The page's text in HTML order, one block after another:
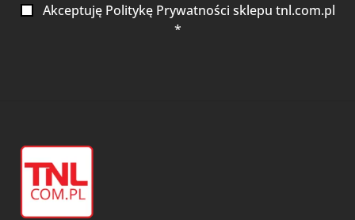
Akceptuję Politykę Prywatności sklepu tnl.com.pl
*